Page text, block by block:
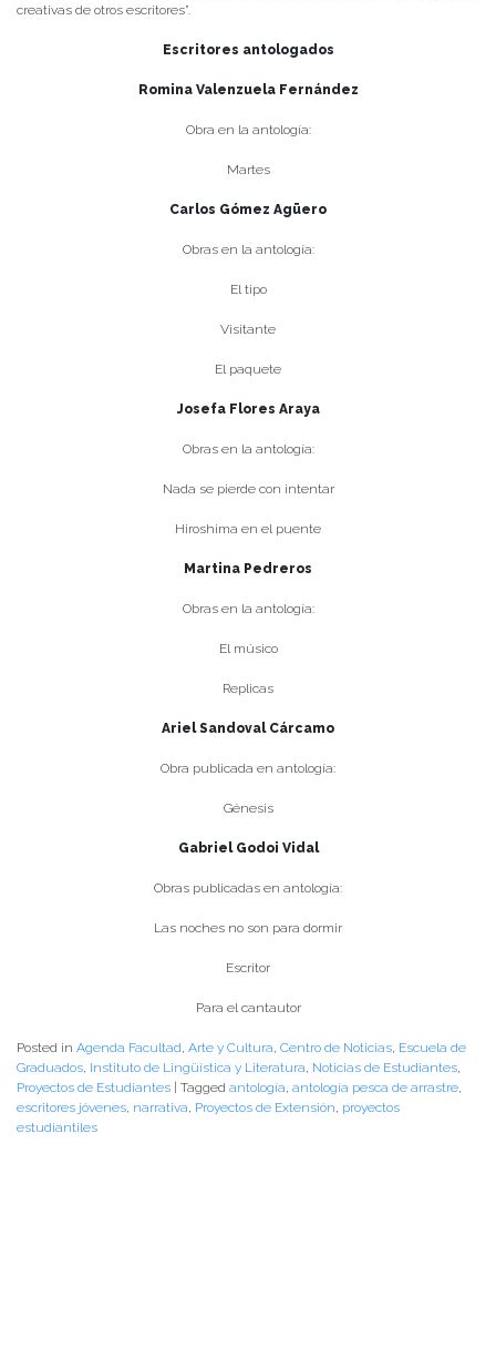
creativas de otros escritores”.
Escritores antologados
Romina Valenzuela Fernández
Obra en la antología:
Martes
Carlos Gómez Agüero
Obras en la antología:
El tipo
Visitante
El paquete
Josefa Flores Araya
Obras en la antología:
Nada se pierde con intentar
Hiroshima en el puente
Martina Pedreros
Obras en la antología:
El músico
Replicas
Ariel Sandoval Cárcamo
Obra publicada en antología:
Génesis
Gabriel Godoi Vidal
Obras publicadas en antología:
Las noches no son para dormir
Escritor
Para el cantautor
Posted in Agenda Facultad Arte y Cultura Centro de Noticias Escuela de
Graduados Instituto de Lingüística y Literatura Noticias de Estudiantes
Proyectos de Estudiantes | Tagged antología antología pesca de arrastre
escritores jóvenes narrativa Proyectos de Extensión proyectos
estudiantiles